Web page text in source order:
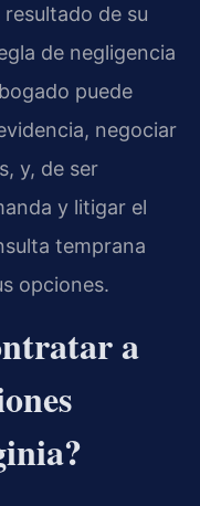
de su
de negligencia
puede
negociar
y, de ser
y litigar el
temprana
opciones.
a